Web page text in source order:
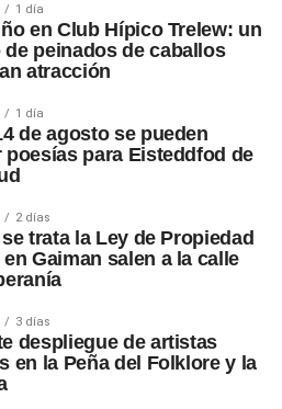
1 día
en Club Hípico Trelew: un
peinados de caballos
atracción
1 día
de agosto se pueden
poesías para Eisteddfod de
2 días
trata la Ley de Propiedad
Gaiman salen a la calle
3 días
despliegue de artistas
en la Peña del Folklore y la